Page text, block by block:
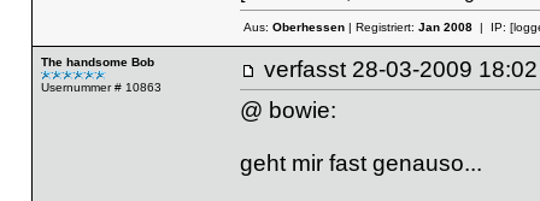
Aus: Oberhessen| Registriert: Jan 2008| IP:
The handsome Bob
Usernummer # 10863
verfasst 28-03-2009
@ bowie:
geht mir fast genauso...